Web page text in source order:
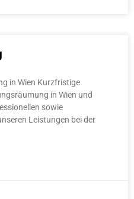
in Wien Kurzfristige
in Wien und
sowie
Leistungen bei der